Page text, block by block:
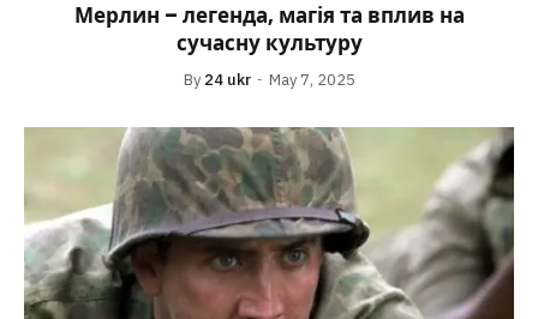
Мерлин – легенда, магія та вплив на
сучасну культуру
By 24 ukr May 7, 2025